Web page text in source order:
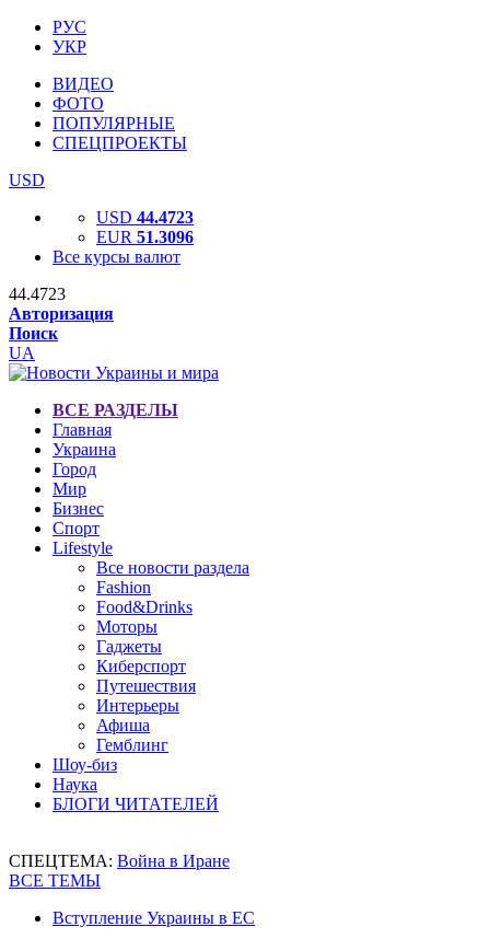
РУС
УКР
ВИДЕО
ФОТО
ПОПУЛЯРНЫЕ
СПЕЦПРОЕКТЫ
USD
USD 44.4723
EUR 51.3096
Все курсы валют
44.4723
Авторизация
Поиск
UA
ВСЕ РАЗДЕЛЫ
Главная
Украина
Город
Мир
Бизнес
Спорт
Lifestyle
Все новости раздела
Fashion
Food&Drinks
Моторы
Гаджеты
Киберспорт
Путешествия
Интерьеры
Афиша
Гемблинг
Шоу-биз
Наука
БЛОГИ ЧИТАТЕЛЕЙ
СПЕЦТЕМА: Война в Иране
ВСЕ ТЕМЫ
Вступление Украины в ЕС